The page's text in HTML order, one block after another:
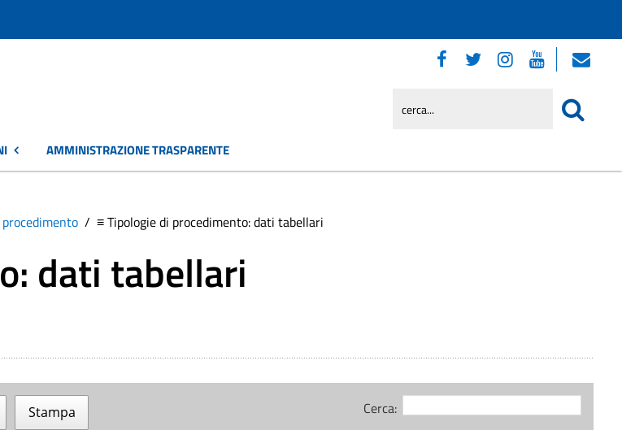
AMMINISTRAZIONE TRASPARENTE
≡ Tipologie di procedimento: dati tabellari
dati tabellari
Stampa Cerca: